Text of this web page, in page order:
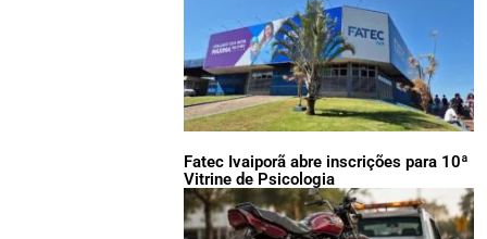
Fatec Ivaiporã abre inscrições para 10ª
Vitrine de Psicologia